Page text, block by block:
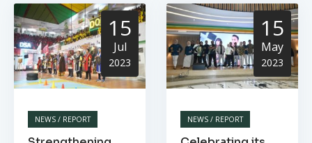
15
Jul
2023
NEWS / REPORT
15
May
2023
NEWS / REPORT